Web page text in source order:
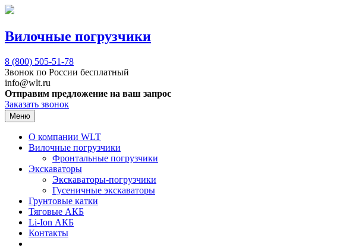
Вилочные погрузчики
8 (800) 505-51-78
Звонок по России бесплатный
info@wlt.ru
Отправим предложение на ваш запрос
Заказать звонок
Меню
О компании WLT
Вилочные погрузчики
Фронтальные погрузчики
Экскаваторы
Экскаваторы-погрузчики
Гусеничные экскаваторы
Грунтовые катки
Тяговые АКБ
Li-Ion АКБ
Контакты